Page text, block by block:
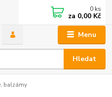
Menu
Hledat
0 ks
za 0,00 Kč
balzámy